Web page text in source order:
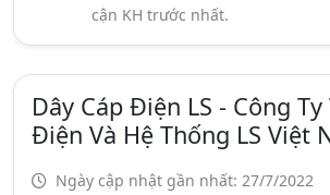
cận KH trước nhất.
Dây Cáp Điện LS - Công
Điện Và Hệ Thống LS Việt
Ngày cập nhật gần nhất: 27/7/2022